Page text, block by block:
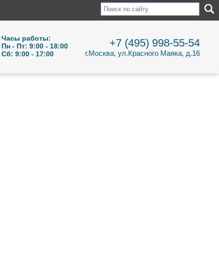
Часы работы:
Пн - Пт: 9:00 - 18:00
Сб: 9:00 - 17:00
+7 (495) 998-55-54
г.Москва, ул.Красного Маяка, д.16